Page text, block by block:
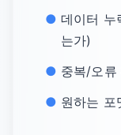
데이터 누
는가)
중복/오류
원하는 포